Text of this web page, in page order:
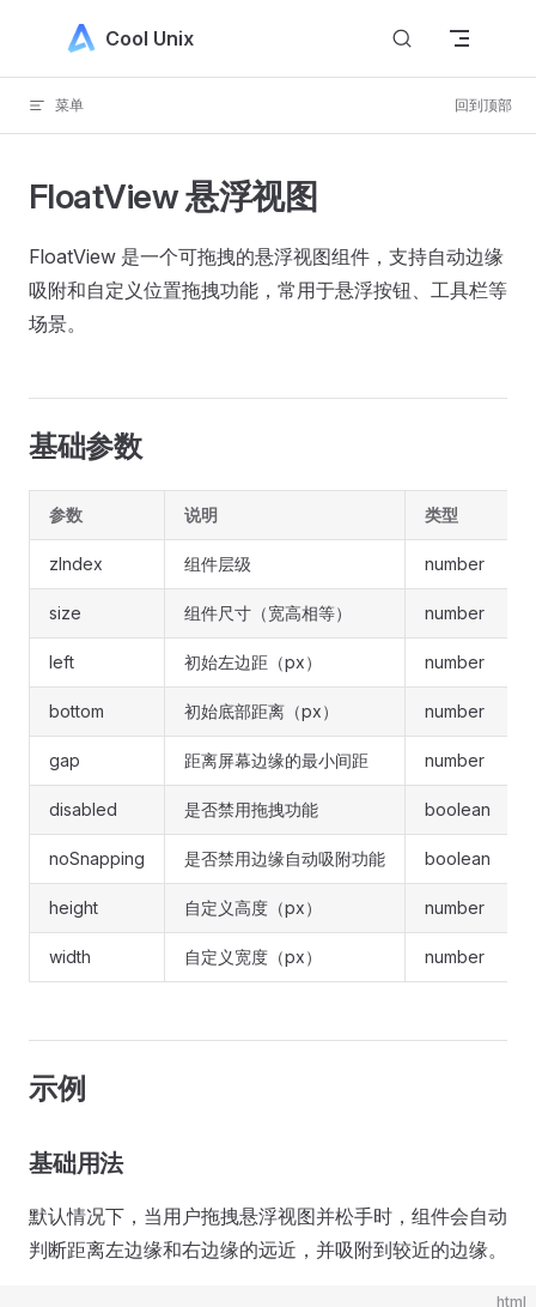
Skip to contentCool Unix
菜单 回到顶部
FloatView 悬浮视图
FloatView 是一个可拖拽的悬浮视图组件，支持自动边缘
吸附和自定义位置拖拽功能，常用于悬浮按钮、工具栏等
场景。
基础参数
参数 说明 类型
zIndex 组件层级 number
size 组件尺寸（宽高相等） number
left 初始左边距（px） number
bottom 初始底部距离（px） number
gap 距离屏幕边缘的最小间距 number
disabled 是否禁用拖拽功能 boolean
noSnapping 是否禁用边缘自动吸附功能 boolean
height 自定义高度（px） number
width 自定义宽度（px） number
示例
基础用法
默认情况下，当用户拖拽悬浮视图并松手时，组件会自动
判断距离左边缘和右边缘的远近，并吸附到较近的边缘。
html